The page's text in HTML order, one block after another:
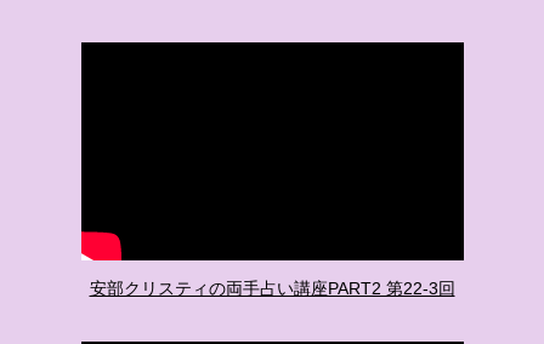
安部クリスティの両手占い講座PART2 第22-3回